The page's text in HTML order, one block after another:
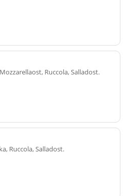
Ruccola, Salladost.
Ruccola, Salladost.